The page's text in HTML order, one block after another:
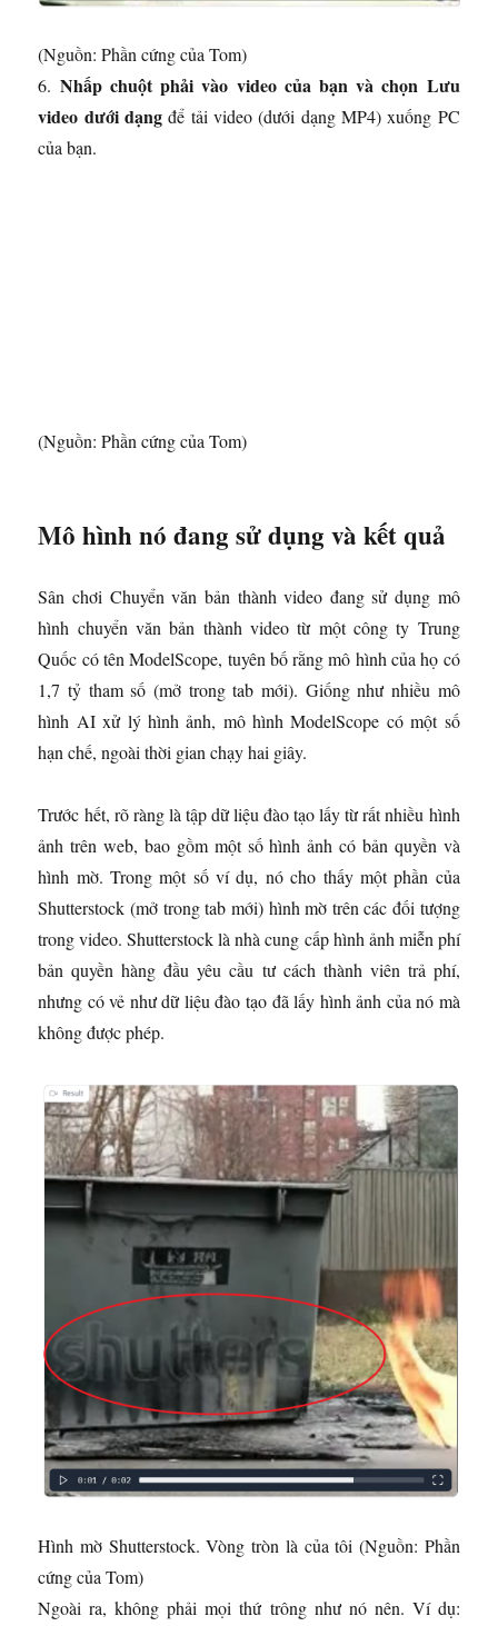
(Nguồn: Phần cứng của Tom)
6. Nhấp chuột phải vào video của bạn và chọn Lưu
video dưới dạngđể tải video (dưới dạng MP4) xuống PC
của bạn.
(Nguồn: Phần cứng của Tom)
Mô hình nó đang sử dụng và kết quả
Sân chơi Chuyển văn bản thành video đang sử dụng mô
hình chuyển văn bản thành video từ một công ty Trung
Quốc có tên ModelScope, tuyên bố rằng mô hình của họ có
1,7 tỷ tham số (mở trong tab mới). Giống như nhiều mô
hình AI xử lý hình ảnh, mô hình ModelScope có một số
hạn chế, ngoài thời gian chạy hai giây.
Trước hết, rõ ràng là tập dữ liệu đào tạo lấy từ rất nhiều hình
ảnh trên web, bao gồm một số hình ảnh có bản quyền và
hình mờ. Trong một số ví dụ, nó cho thấy một phần của
Shutterstock (mở trong tab mới)hình mờ trên các đối tượng
trong video. Shutterstock là nhà cung cấp hình ảnh miễn phí
bản quyền hàng đầu yêu cầu tư cách thành viên trả phí,
nhưng có vẻ như dữ liệu đào tạo đã lấy hình ảnh của nó mà
không được phép.
Hình mờ Shutterstock. Vòng tròn là của tôi (Nguồn: Phần
cứng của Tom)
Ngoài ra, không phải mọi thứ trông như nó nên. Ví dụ: